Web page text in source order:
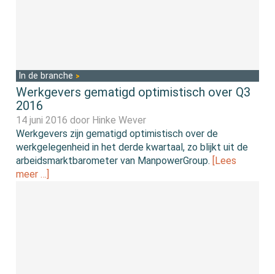
In de branche
Werkgevers gematigd optimistisch over Q3
2016
14 juni 2016 door Hinke Wever
Werkgevers zijn gematigd optimistisch over de
werkgelegenheid in het derde kwartaal, zo blijkt uit de
arbeidsmarktbarometer van ManpowerGroup.
[Lees
meer …]